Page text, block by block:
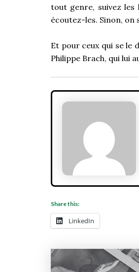
tout genre, suivez les
écoutez-les. Sinon, on
Et pour ceux qui se le
Philippe Brach, qui lui
Share this:
LinkedIn